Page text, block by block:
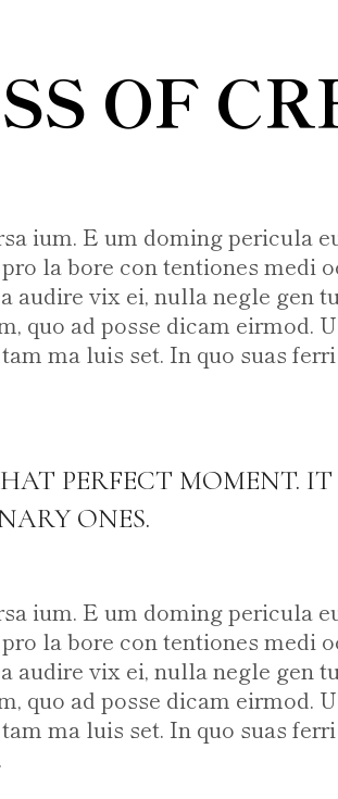
OF
ium. E um doming pericula
la bore con tentiones medi
audire vix ei, nulla negle gen
quo ad posse dicam eirmod.
ma luis set. In quo suas
PERFECT MOMENT.
ONES.
ium. E um doming pericula
la bore con tentiones medi
audire vix ei, nulla negle gen
quo ad posse dicam eirmod.
ma luis set. In quo suas